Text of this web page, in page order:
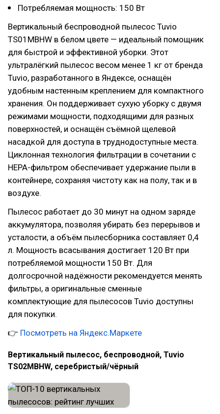
Потребляемая мощность: 150 Вт
Вертикальный беспроводной пылесос Tuvio
TS01MBHW в белом цвете — идеальный помощник
для быстрой и эффективной уборки. Этот
ультралёгкий пылесос весом менее 1 кг от бренда
Tuvio, разработанного в Яндексе, оснащён
удобным настенным креплением для компактного
хранения. Он поддерживает сухую уборку с двумя
режимами мощности, подходящими для разных
поверхностей, и оснащён съёмной щелевой
насадкой для доступа в труднодоступные места.
Циклонная технология фильтрации в сочетании с
HEPA-фильтром обеспечивает удержание пыли в
контейнере, сохраняя чистоту как на полу, так и в
воздухе.
Пылесос работает до 30 минут на одном заряде
аккумулятора, позволяя убирать без перерывов и
усталости, а объём пылесборника составляет 0,4
л. Мощность всасывания достигает 120 Вт при
потребляемой мощности 150 Вт. Для
долгосрочной надёжности рекомендуется менять
фильтры, а оригинальные сменные
комплектующие для пылесосов Tuvio доступны
для покупки.
👉 Посмотреть на Яндекс.Маркете
Вертикальный пылесос, беспроводной, Tuvio
TS02MBHW, серебристый/чёрный